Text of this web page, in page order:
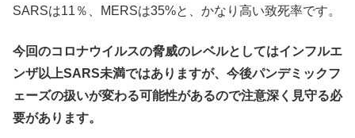
SARSは11％、MERSは35%と、かなり高い致死率です。
今回のコロナウイルスの脅威のレベルとしてはインフルエ
ンザ以上SARS未満ではありますが、今後パンデミックフ
ェーズの扱いが変わる可能性があるので注意深く見守る必
要があります。